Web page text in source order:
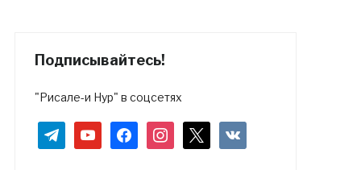
Подписывайтесь!
"Рисале-и Нур" в соцсетях
telegramyoutubefacebookinstagram vkontakte